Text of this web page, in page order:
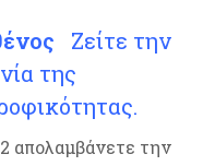
Ζείτε την
της
απολαμβάνετε την